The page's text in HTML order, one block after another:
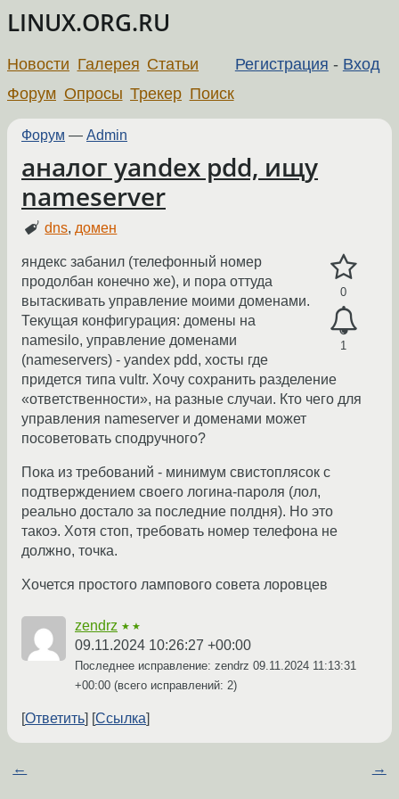
LINUX.ORG.RU
Регистрация - Вход
Новости Галерея Статьи
Форум Опросы Трекер Поиск
Форум — Admin
аналог yandex pdd, ищу
nameserver
dns,домен
0
1
яндекс забанил (телефонный номер
продолбан конечно же), и пора оттуда
вытаскивать управление моими доменами.
Текущая конфигурация: домены на
namesilo, управление доменами
(nameservers) - yandex pdd, хосты где
придется типа vultr. Хочу сохранить разделение
«ответственности», на разные случаи. Кто чего для
управления nameserver и доменами может
посоветовать сподручного?
Пока из требований - минимум свистоплясок с
подтверждением своего логина-пароля (лол,
реально достало за последние полдня). Но это
такоэ. Хотя стоп, требовать номер телефона не
должно, точка.
Хочется простого лампового совета лоровцев
zendrz ★★
09.11.2024 10:26:27 +00:00
Последнее исправление: zendrz 09.11.2024 11:13:31
+00:00 (всего исправлений: 2)
Ответить Ссылка
← →